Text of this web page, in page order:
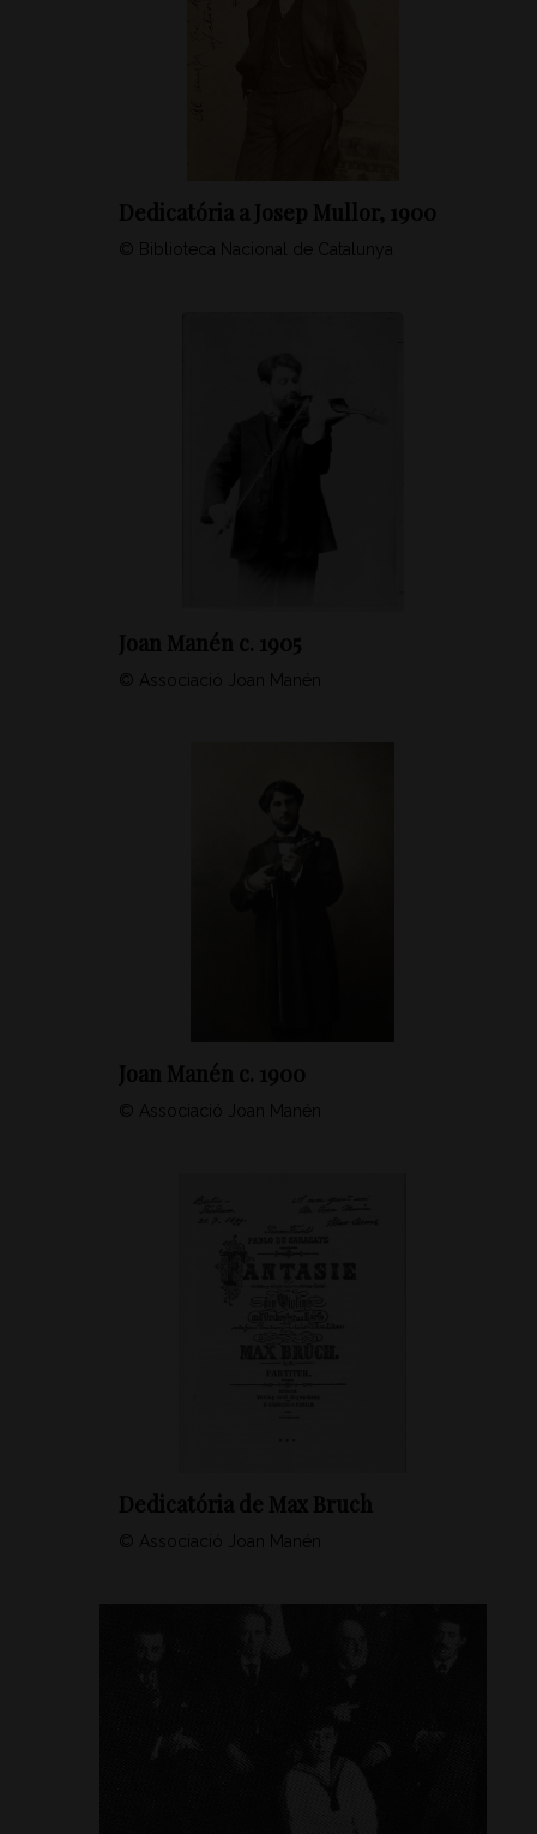
Dedicatória a Josep Mullor, 1900
© Biblioteca Nacional de Catalunya
Joan Manén c. 1905
© Associació Joan Manén
Joan Manén c. 1900
© Associació Joan Manén
Dedicatória de Max Bruch
© Associació Joan Manén